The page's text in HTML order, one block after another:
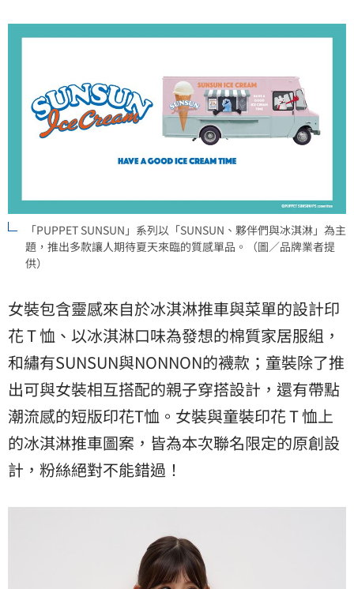
「PUPPET SUNSUN」系列以「SUNSUN、夥伴們與冰淇淋」為主
題，推出多款讓人期待夏天來臨的質感單品。（圖／品牌業者提
供）
女裝包含靈感來自於冰淇淋推車與菜單的設計印
花 T 恤、以冰淇淋口味為發想的棉質家居服組，
和繡有SUNSUN與NONNON的襪款；童裝除了推
出可與女裝相互搭配的親子穿搭設計，還有帶點
潮流感的短版印花T恤。女裝與童裝印花 T 恤上
的冰淇淋推車圖案，皆為本次聯名限定的原創設
計，粉絲絕對不能錯過！